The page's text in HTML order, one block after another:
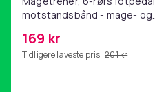
motstandsbånd - mage- og
hjemmegymnastikk Pink
169 kr
Tidligere laveste pris: 201 kr